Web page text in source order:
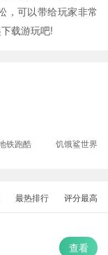
，可以带给玩家非常
载游玩吧!
铁跑酷 饥饿鲨世界
最热排行 评分最高
查看